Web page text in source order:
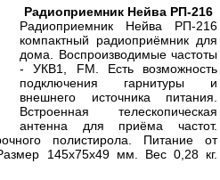
Радиоприемник Нейва РП-216
Радиоприемник Нейва РП-216
компактный радиоприёмник для
дома. Воспроизводимые частоты
- УКВ1, FM. Есть возможность
подключения гарнитуры и
внешнего источника питания.
Встроенная телескопическая
антенна для приёма частот.
полистирола. Питание от
145х75х49 мм. Вес 0,28 кг.